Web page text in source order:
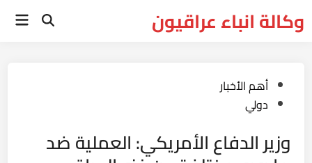
toوكالة انباء عراقيون Open
Posted
in
أهم الأخبار
دولي
وزير الدفاع الأمريكي: العملية ضد